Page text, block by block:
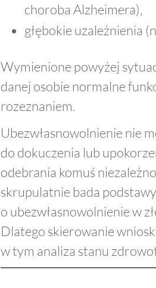
choroba Alzheimera),
głębokie uzależnienia
Wymienione powyżej
danej osobie normalne
rozeznaniem.
Ubezwłasnowolnienie nie
do dokuczenia lub
odebrania komuś
skrupulatnie bada
o ubezwłasnowolnienie w
Dlatego skierowanie
w tym analiza stanu